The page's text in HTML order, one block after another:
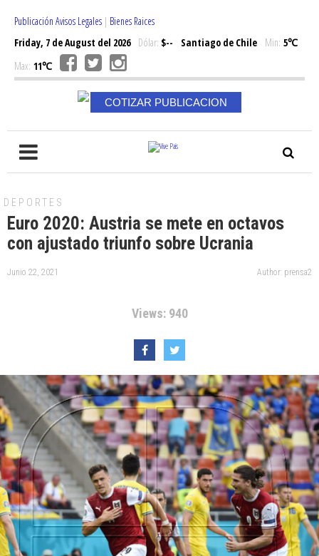
Publicación Avisos Legales | Bienes Raices
Friday, 7 de August del 2026Dólar: $-- Santiago de Chile Min: 5℃
Max: 11℃
COTIZAR PUBLICACION
DEPORTES
Euro 2020: Austria se mete en octavos
con ajustado triunfo sobre Ucrania
Junio 22, 2021 Author: prensa2
Views: 940